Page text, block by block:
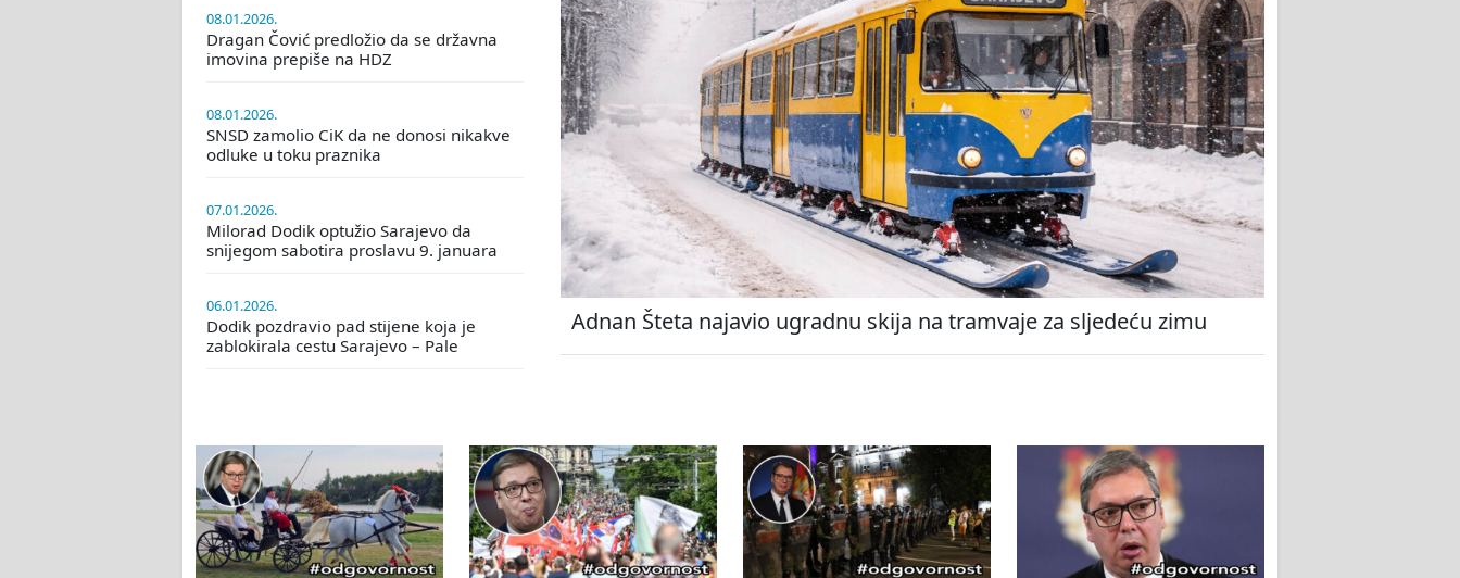
08.01.2026.
Dragan Čović predložio da se državna
imovina prepiše na HDZ
08.01.2026.
SNSD zamolio CiK da ne donosi nikakve
odluke u toku praznika
07.01.2026.
Milorad Dodik optužio Sarajevo da
snijegom sabotira proslavu 9. januara
06.01.2026.
Dodik pozdravio pad stijene koja je
zablokirala cestu Sarajevo – Pale
Adnan Šteta najavio ugradnu skija na tramvaje za sljedeću zimu